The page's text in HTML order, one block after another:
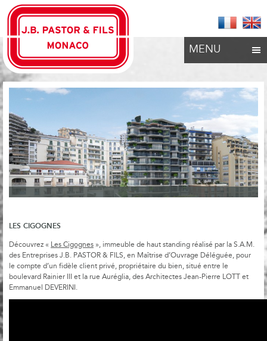
MENU
LES CIGOGNES
Découvrez « Les Cigognes », immeuble de haut standing réalisé par la S.A.M.
des Entreprises J.B. PASTOR & FILS, en Maîtrise d’Ouvrage Déléguée, pour
le compte d’un fidèle client privé, propriétaire du bien, situé entre le
boulevard Rainier III et la rue Auréglia, des Architectes Jean-Pierre LOTT et
Emmanuel DEVERINI.